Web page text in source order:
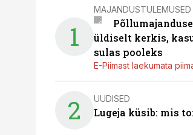
1
MAJANDUSTULEMUSED
üldiselt kerkis,
sulas pooleks
E-Piimast laekumata
2 UUDISED
Lugeja küsib: mis